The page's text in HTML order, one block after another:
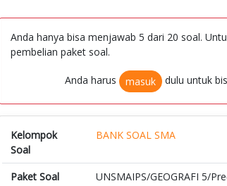
Anda hanya bisa menjawab 5 dari 20 soal.
pembelian paket soal.
Anda harus masuk dulu untuk
Kelompok
Soal
BANK SOAL SMA
Paket Soal UNSMAIPS/GEOGRAFI 5/